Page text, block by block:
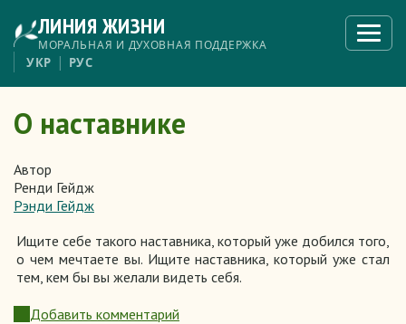
основному
содержанию
ЛИНИЯ ЖИЗНИ
МОРАЛЬНАЯ И ДУХОВНАЯ ПОДДЕРЖКА
меню
УКР РУС
О наставнике
Автор
Ренди Гейдж
Рэнди Гейдж
Ищите себе такого наставника, который уже добился того,
о чем мечтаете вы. Ищите наставника, который уже стал
тем, кем бы вы желали видеть себя.
Добавить комментарий